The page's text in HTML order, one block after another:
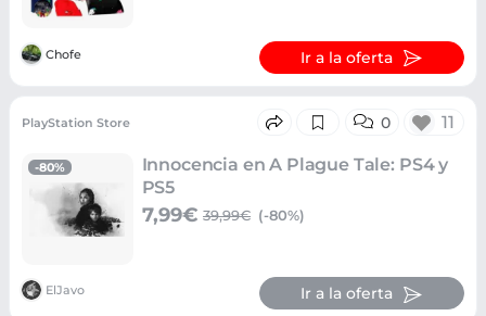
Chofe Ir a la oferta
-80%
PlayStation Store 0 11
Innocencia en A Plague Tale: PS4 y
PS5
7,99€ 39,99€ (-80%)
ElJavo Ir a la oferta